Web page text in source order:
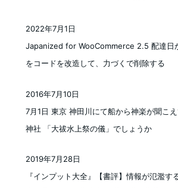
Japanized for WooCommerce 2.5 配達日
をコードを改造して、力づくで削除する
2022年7月1日
7月1日 東京 神田川にて船から神楽が聞こ
神社 「大祓水上祭の儀」でしょうか
投稿日
2016年7月10日
『インプット大全』【書評】情報が氾濫す
2019年7月28日